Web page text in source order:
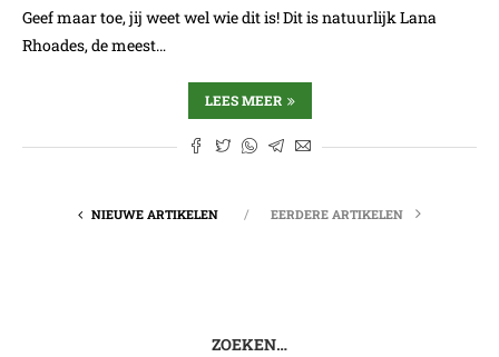
Geef maar toe, jij weet wel wie dit is! Dit is natuurlijk Lana
Rhoades, de meest…
LEES MEER
NIEUWE ARTIKELEN EERDERE ARTIKELEN
ZOEKEN…